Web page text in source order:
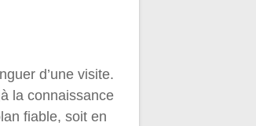
d’une visite.
la connaissance
fiable, soit en